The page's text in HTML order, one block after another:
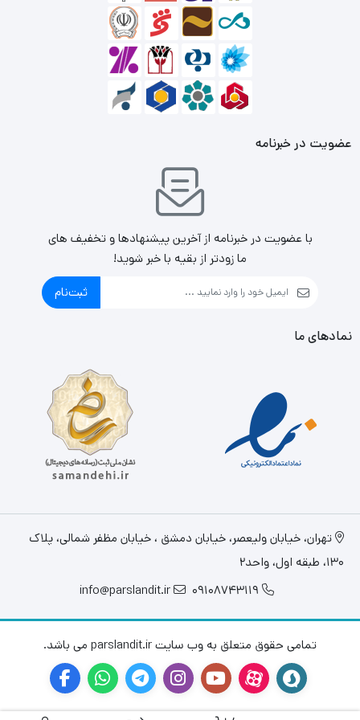
است که به کابل خاصیت نسبی انعطاف‌پذیری می‌دهد و
همچنین مقاومت آن را نیز بیشتر خواهد کرد تا بتوانید امکان
استفاده از آن را در جای جای خانه، محل کار، دفتر و… داشته
عضویت در خبرنامه
با عضویت در خبرنامه از آخرین پیشنهادها و تخفیف های
ما زودتر از بقیه با خبر شوید!
ثبت‌نام
نمادهای ما
تهران، خيابان وليعصر، خیابان دمشق ، خیابان مظفر شمالی، پلاک
130، طبقه اول، واحد2
09108743119
info@parslandit.ir
تمامی حقوق متعلق به وب سایت parslandit.ir می باشد.